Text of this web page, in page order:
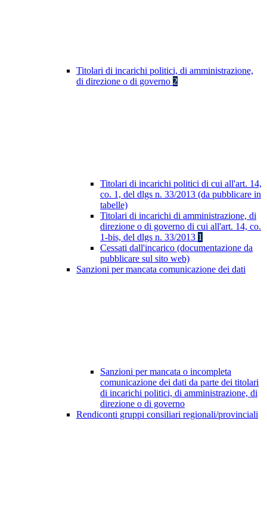
Titolari di incarichi politici, di amministrazione,
di direzione o di governo 2
Titolari di incarichi politici di cui all'art. 14,
co. 1, del dlgs n. 33/2013 (da pubblicare in
tabelle)
Titolari di incarichi di amministrazione, di
direzione o di governo di cui all'art. 14, co.
1-bis, del dlgs n. 33/2013 1
Cessati dall'incarico (documentazione da
pubblicare sul sito web)
Sanzioni per mancata comunicazione dei dati
Sanzioni per mancata o incompleta
comunicazione dei dati da parte dei titolari
di incarichi politici, di amministrazione, di
direzione o di governo
Rendiconti gruppi consiliari regionali/provinciali